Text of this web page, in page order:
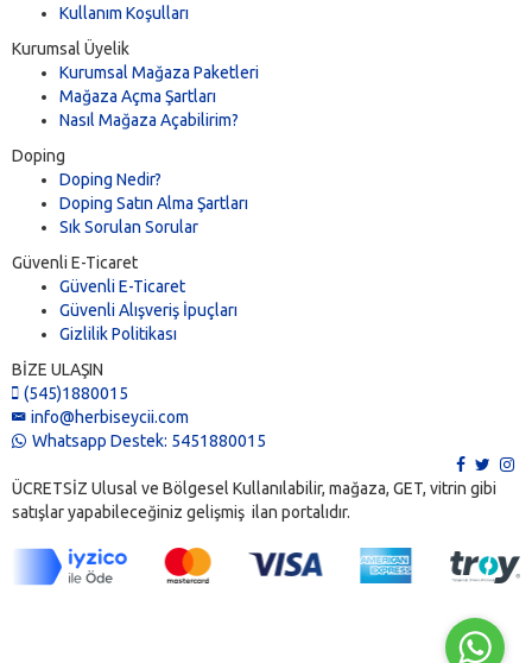
Kullanım Koşulları
Kurumsal Üyelik
Kurumsal Mağaza Paketleri
Mağaza Açma Şartları
Nasıl Mağaza Açabilirim?
Doping
Doping Nedir?
Doping Satın Alma Şartları
Sık Sorulan Sorular
Güvenli E-Ticaret
Güvenli E-Ticaret
Güvenli Alışveriş İpuçları
Gizlilik Politikası
BİZE ULAŞIN
(545)1880015
info@herbiseycii.com
Whatsapp Destek: 5451880015
ÜCRETSİZ Ulusal ve Bölgesel Kullanılabilir, mağaza, GET, vitrin gibi
satışlar yapabileceğiniz gelişmiş ilan portalıdır.